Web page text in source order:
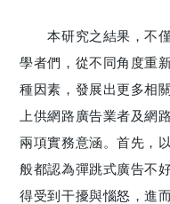
本研究之結果，不僅
學者們，從不同角度重
種因素，發展出更多相
上供網路廣告業者及網
兩項實務意涵。首先，
般都認為彈跳式廣告不
得受到干擾與惱怒，進